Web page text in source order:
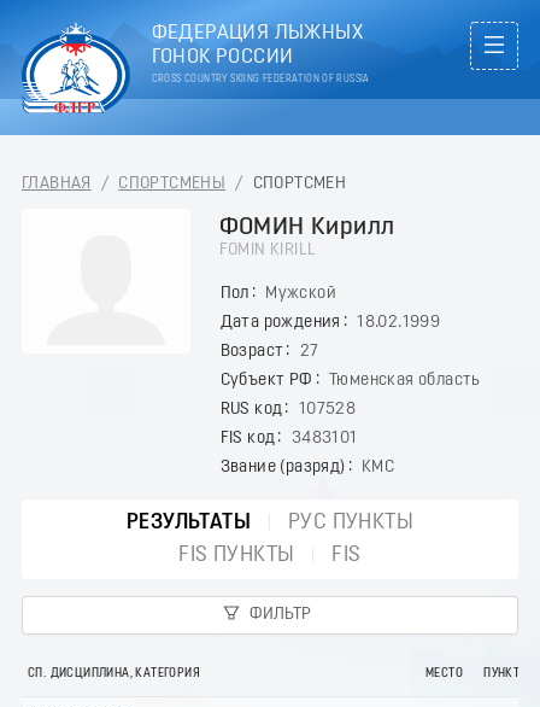
ФЕДЕРАЦИЯ ЛЫЖНЫХ
ГОНОК РОССИИ
CROSS COUNTRY SKIING FEDERATION OF RUSSIA
ГЛАВНАЯ / СПОРТСМЕНЫ / СПОРТСМЕН
ФОМИН Кирилл
FOMIN KIRILL
Пол
Мужской
Дата рождения
18.02.1999
Возраст
27
Субъект РФ
Тюменская область
RUS код
107528
FIS код
3483101
Звание (разряд)
КМС
РЕЗУЛЬТАТЫ
РУС ПУНКТЫ
FIS ПУНКТЫ
FIS
ФИЛЬТР
СП. ДИСЦИПЛИНА, КАТЕГОРИЯ МЕСТО ПУНКТЫ